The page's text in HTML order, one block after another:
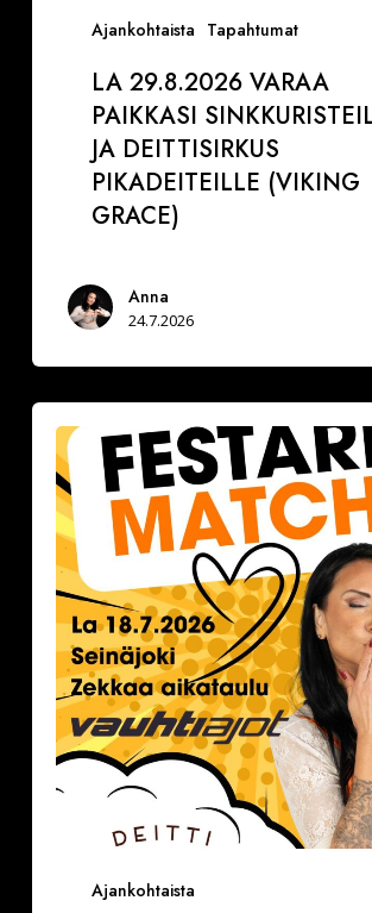
Ajankohtaista Tapahtumat
LA 29.8.2026 VARAA
PAIKKASI
JA DEITTISIRKUS
PIKADEITEILLE (VIKING
GRACE)
Anna
24.7.2026
Ajankohtaista
Deittisirkus
18.7.2026,
klo
16.30-
17.30
VAUHTIAJOT